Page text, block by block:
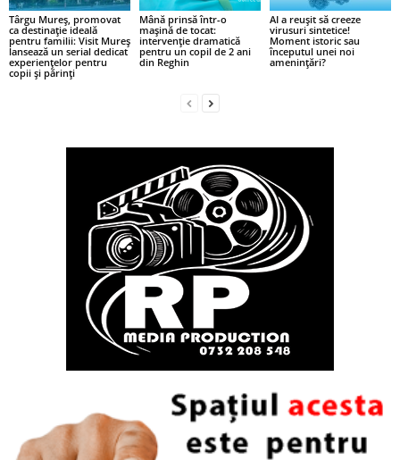
Târgu Mureș, promovat
ca destinație ideală
pentru familii: Visit Mureș
lansează un serial dedicat
experiențelor pentru
copii și părinți
Mână prinsă într-o
mașină de tocat:
intervenție dramatică
pentru un copil de 2 ani
din Reghin
AI a reușit să creeze
virusuri sintetice!
Moment istoric sau
începutul unei noi
amenințări?